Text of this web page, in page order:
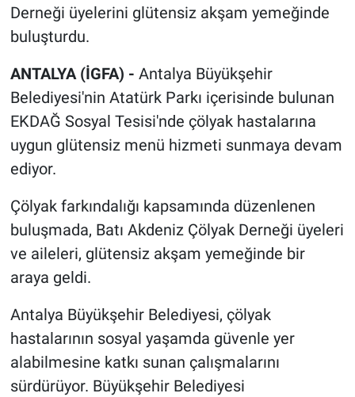
Derneği üyelerini glütensiz akşam yemeğinde
buluşturdu.
ANTALYA (İGFA) - Antalya Büyükşehir
Belediyesi'nin Atatürk Parkı içerisinde bulunan
EKDAĞ Sosyal Tesisi'nde çölyak hastalarına
uygun glütensiz menü hizmeti sunmaya devam
ediyor.
Çölyak farkındalığı kapsamında düzenlenen
buluşmada, Batı Akdeniz Çölyak Derneği üyeleri
ve aileleri, glütensiz akşam yemeğinde bir
araya geldi.
Antalya Büyükşehir Belediyesi, çölyak
hastalarının sosyal yaşamda güvenle yer
alabilmesine katkı sunan çalışmalarını
sürdürüyor. Büyükşehir Belediyesi